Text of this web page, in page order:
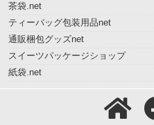
茶袋.net
ティーバッグ包装用品net
通販梱包グッズnet
スイーツパッケージショップ
紙袋.net